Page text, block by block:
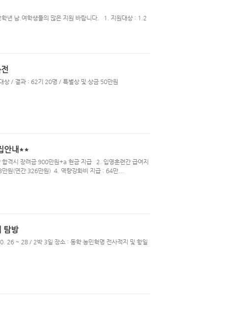
년 남.여학생들의 많은 지원 바랍니다. 1. 지원대상 : 1.2
상 / 결과 : 62기 20명 / 특별상 및 상금 50만원
안내**
장려금 900만원+a 현금 지급 2. 입영훈련간 급여지
원(연간 326만원) 4. 역량강화비 지급 : 64만...
탐방
26 ~ 28 / 2박 3일 장소 : 동학 농민혁명 전사적지 및 항일